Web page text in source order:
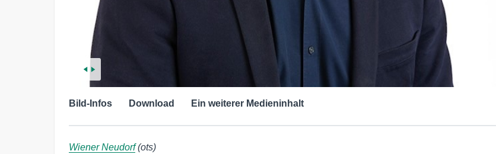
Bild-Infos Download Ein weiterer Medieninhalt
Wiener Neudorf(ots)